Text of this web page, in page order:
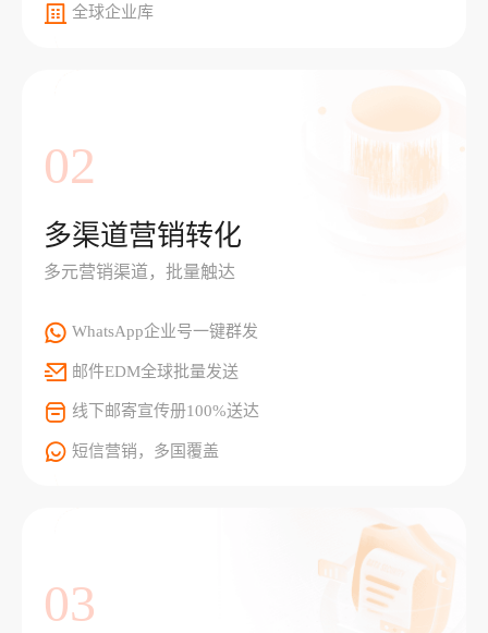
全球企业库
02
多渠道营销转化
多元营销渠道，批量触达
WhatsApp企业号一键群发
邮件EDM全球批量发送
线下邮寄宣传册100%送达
短信营销，多国覆盖
03